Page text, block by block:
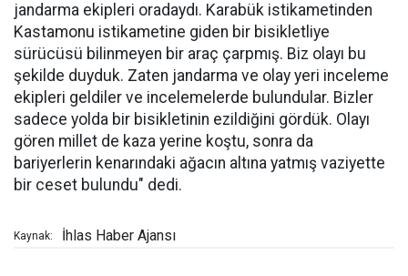
jandarma ekipleri oradaydı. Karabük istikametinden
Kastamonu istikametine giden bir bisikletliye
sürücüsü bilinmeyen bir araç çarpmış. Biz olayı bu
şekilde duyduk. Zaten jandarma ve olay yeri inceleme
ekipleri geldiler ve incelemelerde bulundular. Bizler
sadece yolda bir bisikletinin ezildiğini gördük. Olayı
gören millet de kaza yerine koştu, sonra da
bariyerlerin kenarındaki ağacın altına yatmış vaziyette
bir ceset bulundu" dedi.
Kaynak: İhlas Haber Ajansı